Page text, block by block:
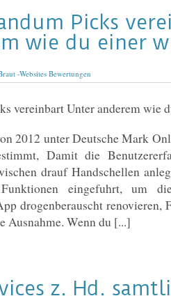
Picks
wie du einer
-Websites Bewertungen
2012 unter Deutsche Mark
Damit die
drauf Handschellen
eingefuhrt, um
drogenberauscht renovieren,
Wenn du [...]
z. Hd.